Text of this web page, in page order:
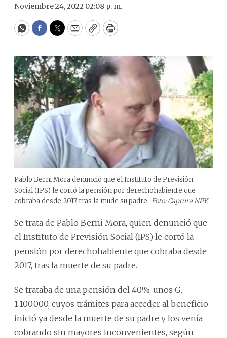
Noviembre 24, 2022 02:08 p. m.
WhatsApp
Facebook
Twitter
EmailCopyPrint
Pablo Berni Mora denunció que el Instituto de Previsión
Social (IPS) le cortó la pensión por derechohabiente que
cobraba desde 2017, tras la mude su padre. Foto: Captura NPY.
Se trata de Pablo Berni Mora, quien denunció que
el Instituto de Previsión Social (IPS) le cortó la
pensión por derechohabiente que cobraba desde
2017, tras la muerte de su padre.
Se trataba de una pensión del 40%, unos G.
1.100.000, cuyos trámites para acceder al beneficio
inició ya desde la muerte de su padre y los venía
cobrando sin mayores inconvenientes, según